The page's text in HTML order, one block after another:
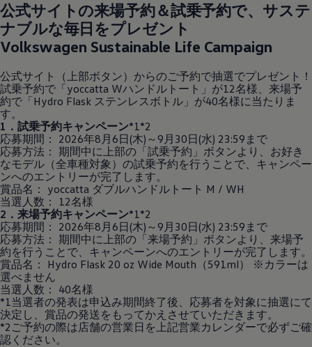
公式サイトの来場予約＆試乗予約で、サステ
ナブルな毎日をプレゼント
Volkswagen Sustainable Life Campaign
公式サイト（上部ボタン）からのご予約で抽選でプレゼント！
試乗予約で「yoccatta Wハンドルトート」が12名様、来場予
約で「Hydro Flask ステンレスボトル」が40名様に当たりま
す。
1．試乗予約キャンペーン*1*2
応募期間： 2026年8月6日(木)～9月30日(水) 23:59まで
応募方法： 期間中に上部の「試乗予約」ボタンより、お好き
なモデル（全車種対象）の試乗予約を行うことで、キャンペー
ンへのエントリーが完了します。
賞品名： yoccatta ダブルハンドルトート M / WH
当選人数： 12名様
2．来場予約キャンペーン*1*2
応募期間： 2026年8月6日(木)～9月30日(水) 23:59まで
応募方法： 期間中に上部の「来場予約」ボタンより、来場予
約を行うことで、キャンペーンへのエントリーが完了します。
賞品名： Hydro Flask 20 oz Wide Mouth（591ml） ※カラーは
選べません
当選人数： 40名様
*1当選者の発表は申込み期間終了後、応募者を対象に抽選にて
決定し、賞品の発送をもってかえさせていただきます。
*2ご予約の際は店舗の営業日を上記営業カレンダーで必ずご確
認ください。